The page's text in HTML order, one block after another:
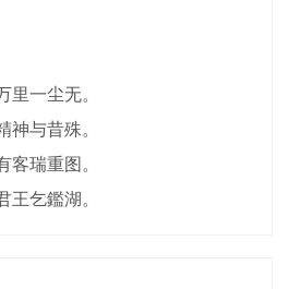
里一尘无。
神与昔殊。
客瑞重图。
王乞鑑湖。